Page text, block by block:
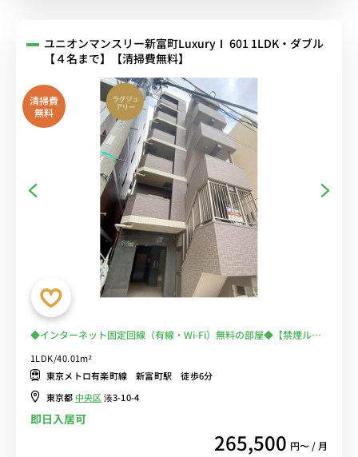
ユニオンマンスリー新富町LuxuryⅠ 601 1LDK・ダブル
【４名まで】【清掃費無料】
清掃費
無料
◆インターネット固定回線（有線・Wi-Fi）無料の部屋◆【禁煙ルー
在する、ホテルライクな空間で良質なくらしを。
1LDK/40.01m²
東京メトロ有楽町線 新富町駅 徒歩6分
東京都 中央区湊3-10-4
即日入居可
265,500 円〜 / 月